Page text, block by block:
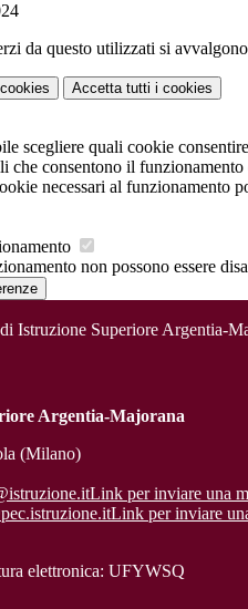
da questo utilizzati si
Accetta tutti i cookies
scegliere quali cookie
che consentono il
necessari al funzionamento
non possono essere
Istruzione Superiore Argentia-
Argentia-Majorana
(Milano)
Link per inviare una
Link per inviare
elettronica: UFYWSQ